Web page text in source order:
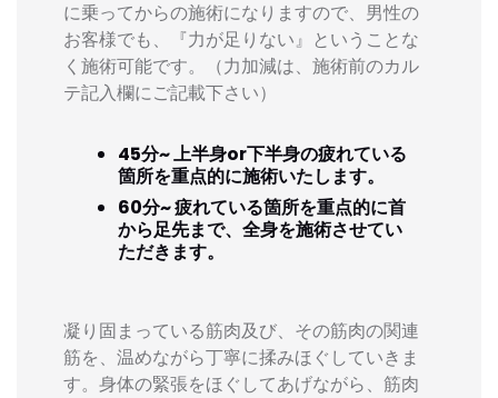
に乗ってからの施術になりますので、男性の
お客様でも、『力が足りない』ということな
く施術可能です。（力加減は、施術前のカル
テ記入欄にご記載下さい）
45分~ 上半身or下半身の疲れている
箇所を重点的に施術いたします。
60分~ 疲れている箇所を重点的に首
から足先まで、全身を施術させてい
ただきます。
凝り固まっている筋肉及び、その筋肉の関連
筋を、温めながら丁寧に揉みほぐしていきま
す。身体の緊張をほぐしてあげながら、筋肉